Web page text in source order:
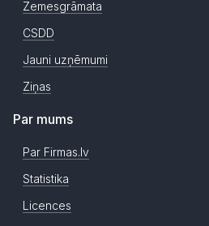
Zemesgrāmata
CSDD
Jauni uzņēmumi
Ziņas
Par mums
Par Firmas.lv
Statistika
Licences